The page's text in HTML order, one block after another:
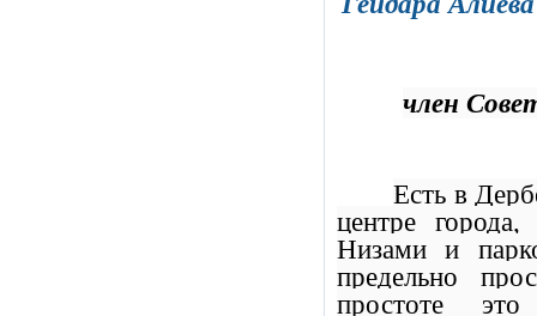
член
Есть в
центре
Низами и
предельно
простоте это